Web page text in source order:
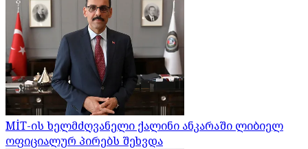
MİT-ის ხელმძღვანელი ქალინი ანკარაში ლიბიელ
ოფიციალურ პირებს შეხვდა